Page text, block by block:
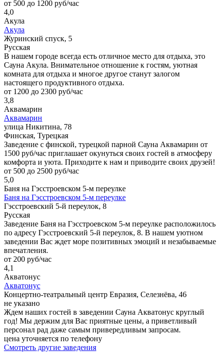
от 500 до 1200 руб/час
4,0
Акула
Акула
Журинский спуск, 5
Русская
В нашем городе всегда есть отличное место для отдыха, это
Сауна Акула. Внимательное отношение к гостям, уютная
комната для отдыха и многое другое станут залогом
настоящего продуктивного отдыха.
от 1200 до 2300 руб/час
3,8
Аквамарин
Аквамарин
улица Никитина, 78
Финская, Турецкая
Заведение с финской, турецкой парной Сауна Аквамарин от
1500 руб/час приглашает окунуться своих гостей в атмосферу
комфорта и уюта. Приходите к нам и приводите своих друзей!
от 500 до 2500 руб/час
5,0
Баня на Гэсстроевском 5-м переулке
Баня на Гэсстроевском 5-м переулке
Гэсстроевский 5-й переулок, 8
Русская
Заведение Баня на Гэсстроевском 5-м переулке расположилось
по адресу Гэсстроевский 5-й переулок, 8. В нашем уютном
заведении Вас ждет море позитивных эмоций и незабываемые
впечатления.
от 200 руб/час
4,1
Акватонус
Акватонус
Концертно-театральный центр Евразия, Селезнёва, 46
не указано
Ждем наших гостей в заведении Сауна Акватонус круглый
год! Мы держим для Вас приятные цены, а приветливый
персонал рад даже самым привередливым запросам.
цена уточняется по телефону
Смотреть другие заведения